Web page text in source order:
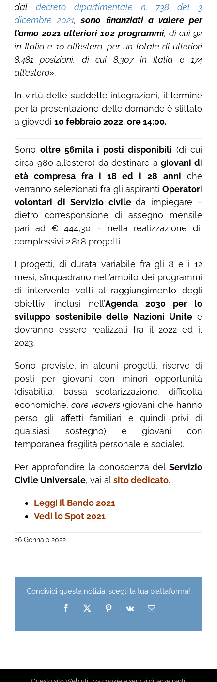
dal decreto dipartimentale n. 738 del 3
dicembre 2021, sono finanziati a valere per
l’anno 2021 ulteriori 102 programmi, di cui 92
in Italia e 10 all’estero, per un totale di ulteriori
8.481 posizioni, di cui 8.307 in Italia e 174
all’estero».
In virtù delle suddette integrazioni, il termine
per la presentazione delle domande è slittato
a giovedì 10 febbraio 2022, ore 14:00.
Sono oltre 56mila i posti disponibili (di cui
circa 980 all’estero) da destinare agiovani di
età compresa fra i 18 ed i 28 anni che
verranno selezionati fra gli aspiranti Operatori
volontari di Servizio civileda impiegare –
dietro corresponsione di assegno mensile
pari ad € 444,30 – nella realizzazione di
complessivi 2.818 progetti.
I progetti, di durata variabile fra gli 8 e i 12
mesi, s’inquadrano nell’ambito dei programmi
di intervento volti al raggiungimento degli
obiettivi inclusi nell’Agenda 2030 per lo
sviluppo sostenibile delle Nazioni Unite e
dovranno essere realizzati fra il 2022 ed il
2023.
Sono previste, in alcuni progetti, riserve di
posti per giovani con minori opportunità
(disabilità, bassa scolarizzazione, difficoltà
economiche,care leavers(giovani che hanno
perso gli affetti familiari e quindi privi di
qualsiasi sostegno) e giovani con
temporanea fragilità personale e sociale).
Per approfondire la conoscenza del Servizio
Civile Universale, vai alsito dedicato.
Leggi il Bando 2021
Vedi lo Spot 2021
26 Gennaio 2022
Condividi questa notizia, scegli la tua piattaforma!
Facebook
X Pinterest
Vk Email